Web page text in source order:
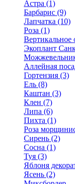
Астра (1)
Барбарис (9)
Лапчатка (10)
Роза (1)
Вертикальное
Экоплант
Аллейная
Гортензия (3)
Ель (8)
Каштан (3)
Клен (7)
Липа (6)
Пихта (1)
Роза
Сирень (2)
Сосна (1)
Туя (3)
Яблоня
Ясень (2)